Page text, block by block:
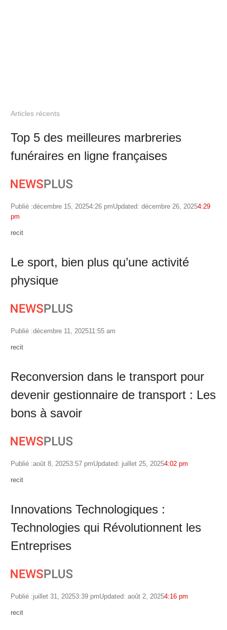
Articles récents
Top 5 des meilleures marbreries
funéraires en ligne françaises
Publié :décembre 15, 20254:26 pmUpdated: décembre 26, 20254:29
pm
Author
recit
Le sport, bien plus qu’une activité
physique
Publié :décembre 11, 202511:55 am
Author
recit
Reconversion dans le transport pour
devenir gestionnaire de transport : Les
bons à savoir
Publié :août 8, 20253:57 pmUpdated: juillet 25, 20254:02 pm
Author
recit
Innovations Technologiques :
Technologies qui Révolutionnent les
Entreprises
Publié :juillet 31, 20253:39 pmUpdated: août 2, 20254:16 pm
Author
recit